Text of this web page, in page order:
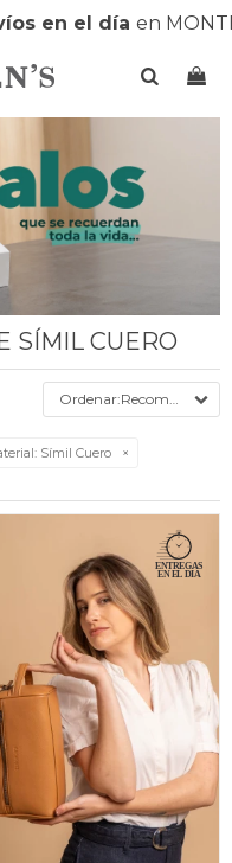
el día en
SÍMIL CUERO
Recomendados
Símil Cuero